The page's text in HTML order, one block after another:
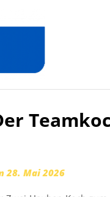
28. Mai 2026